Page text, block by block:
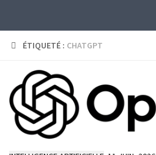
ÉTIQUETÉ : CHATGPT